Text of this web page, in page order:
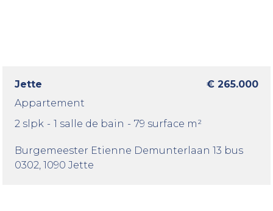
Jette
€ 265.000
Appartement
2 slpk - 1 salle de bain - 79 surface m²
Burgemeester Etienne Demunterlaan 13 bus
0302 , 1090 Jette